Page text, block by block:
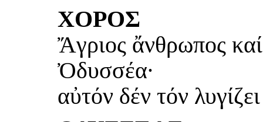
ΧΟΡΟΣ
Ἄγριος ἄνθρωπος
Ὀδυσσέα·
αὐτόν δέν τόν